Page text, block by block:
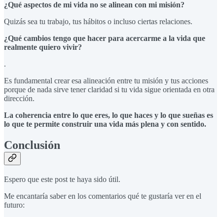
¿Qué aspectos de mi vida no se alinean con mi misión?
Quizás sea tu trabajo, tus hábitos o incluso ciertas relaciones.
¿Qué cambios tengo que hacer para acercarme a la vida que
realmente quiero vivir?
.
Es fundamental crear esa alineación entre tu misión y tus acciones
porque de nada sirve tener claridad si tu vida sigue orientada en otra
dirección.
La coherencia entre lo que eres, lo que haces y lo que sueñas es
lo que te permite construir una vida más plena y con sentido.
Conclusión
Espero que este post te haya sido útil.
Me encantaría saber en los comentarios qué te gustaría ver en el
futuro: